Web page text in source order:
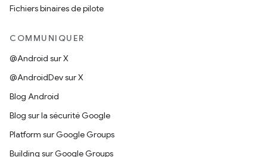
Fichiers binaires de pilote
COMMUNIQUER
@Android sur X
@AndroidDev sur X
Blog Android
Blog sur la sécurité Google
Platform sur Google Groups
Building sur Google Groups